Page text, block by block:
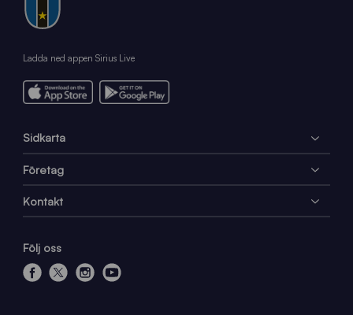
Ladda ned appen Sirius Live
Sidkarta
Företag
Kontakt
Följ oss
f
x
i
y